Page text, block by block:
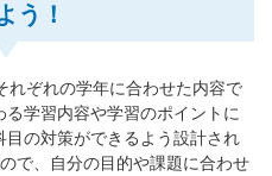
う！
れぞれの学年に合わせた内容で
学習内容や学習のポイントに
の対策ができるよう設計され
で、自分の目的や課題に合わせ